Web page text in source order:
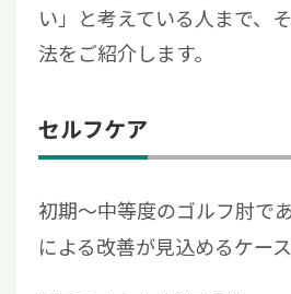
い」と考えている人まで、
法をご紹介します。
セルフケア
初期〜中等度のゴルフ肘であ
による改善が見込めるケー